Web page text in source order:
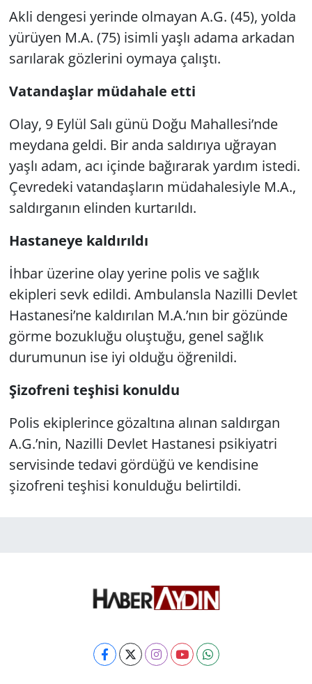
Akli dengesi yerinde olmayan A.G. (45), yolda
yürüyen M.A. (75) isimli yaşlı adama arkadan
sarılarak gözlerini oymaya çalıştı.
Vatandaşlar müdahale etti
Olay, 9 Eylül Salı günü Doğu Mahallesi’nde
meydana geldi. Bir anda saldırıya uğrayan
yaşlı adam, acı içinde bağırarak yardım istedi.
Çevredeki vatandaşların müdahalesiyle M.A.,
saldırganın elinden kurtarıldı.
Hastaneye kaldırıldı
İhbar üzerine olay yerine polis ve sağlık
ekipleri sevk edildi. Ambulansla Nazilli Devlet
Hastanesi’ne kaldırılan M.A.’nın bir gözünde
görme bozukluğu oluştuğu, genel sağlık
durumunun ise iyi olduğu öğrenildi.
Şizofreni teşhisi konuldu
Polis ekiplerince gözaltına alınan saldırgan
A.G.’nin, Nazilli Devlet Hastanesi psikiyatri
servisinde tedavi gördüğü ve kendisine
şizofreni teşhisi konulduğu belirtildi.